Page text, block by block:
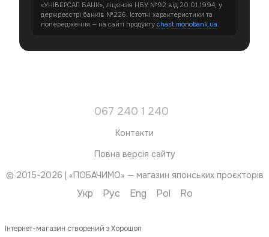
«УНІВЕРСАЛ БАНК», ліцензія НБУ №92 від 20.01.1994, у
держреєстрі банків №226. Істотні характеристики та
попередження — на сайті продукту chast.monobank.ua.
067 240 1 240
Контакти
Повна версія сайту
© 2015-2026 | «ПОБАЧИМО» — магазин японських проєкторів
Укр Рус Eng Pol Ro
Інтернет-магазин створений з Хорошоп